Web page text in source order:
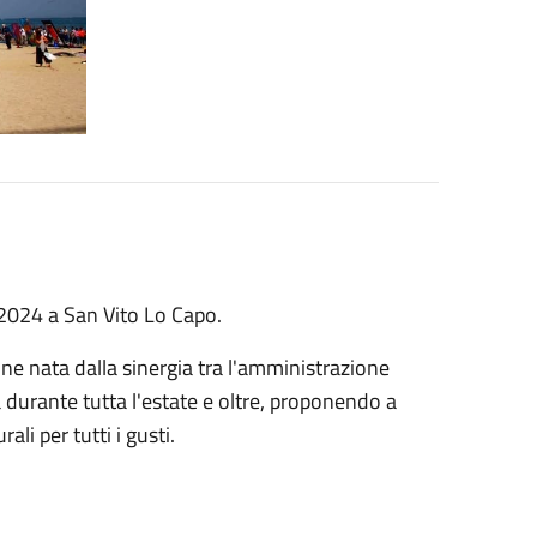
a San Vito Lo Capo.
nata dalla sinergia tra l'amministrazione
tutta l'estate e oltre, proponendo a
per tutti i gusti.